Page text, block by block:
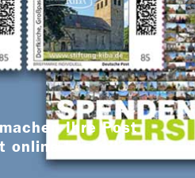
Ihre Post
online bestellen